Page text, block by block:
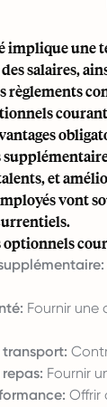
une
salaires,
règlements
et
vont
optionnels
Fournir une
Fournir
Offrir